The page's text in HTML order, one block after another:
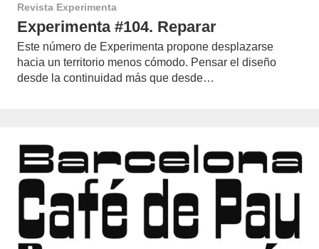
Revista Experimenta
Experimenta #104. Reparar
Este número de Experimenta propone desplazarse
hacia un territorio menos cómodo. Pensar el diseño
desde la continuidad más que desde…